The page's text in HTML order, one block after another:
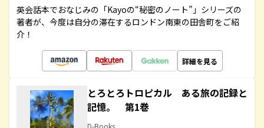
英会話本でおなじみの「Kayoの“秘密のノート”」シリーズの
著者が、今度は自分の滞在するロンドン南東の田舎町をご紹
介！
詳細を見る
とろとろトロピカル ある旅の記録と
記憶。 第1巻
D-Books